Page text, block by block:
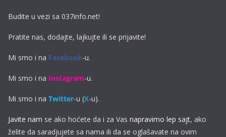
Budite u vezi sa 037info.net!
Pratite nas, dodajte, lajkujte ili se prijavite!
Mi smo i na Facebook-u.
Mi smo i na Instagram-u.
Mi smo i na Twitter-u (X-u).
Javite nam se ako hoćete da i za Vas napravimo lep sajt, ako
želite da saradjujete sa nama ili da se oglašavate na ovim